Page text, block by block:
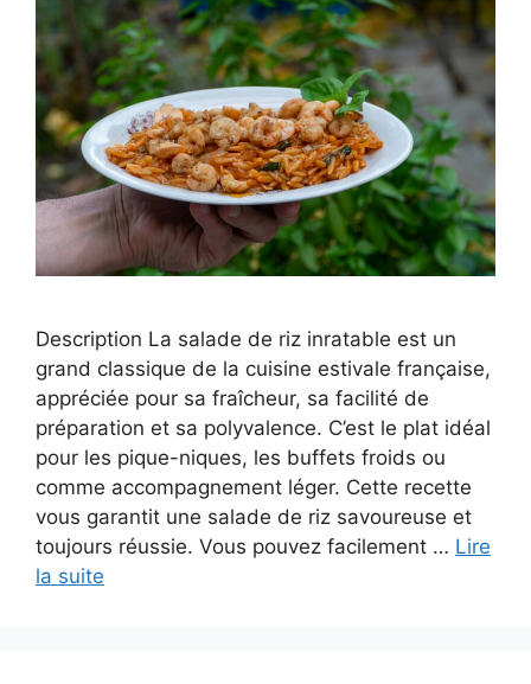
Description La salade de riz inratable est un
grand classique de la cuisine estivale française,
appréciée pour sa fraîcheur, sa facilité de
préparation et sa polyvalence. C’est le plat idéal
pour les pique-niques, les buffets froids ou
comme accompagnement léger. Cette recette
vous garantit une salade de riz savoureuse et
toujours réussie. Vous pouvez facilement … Lire
la suite